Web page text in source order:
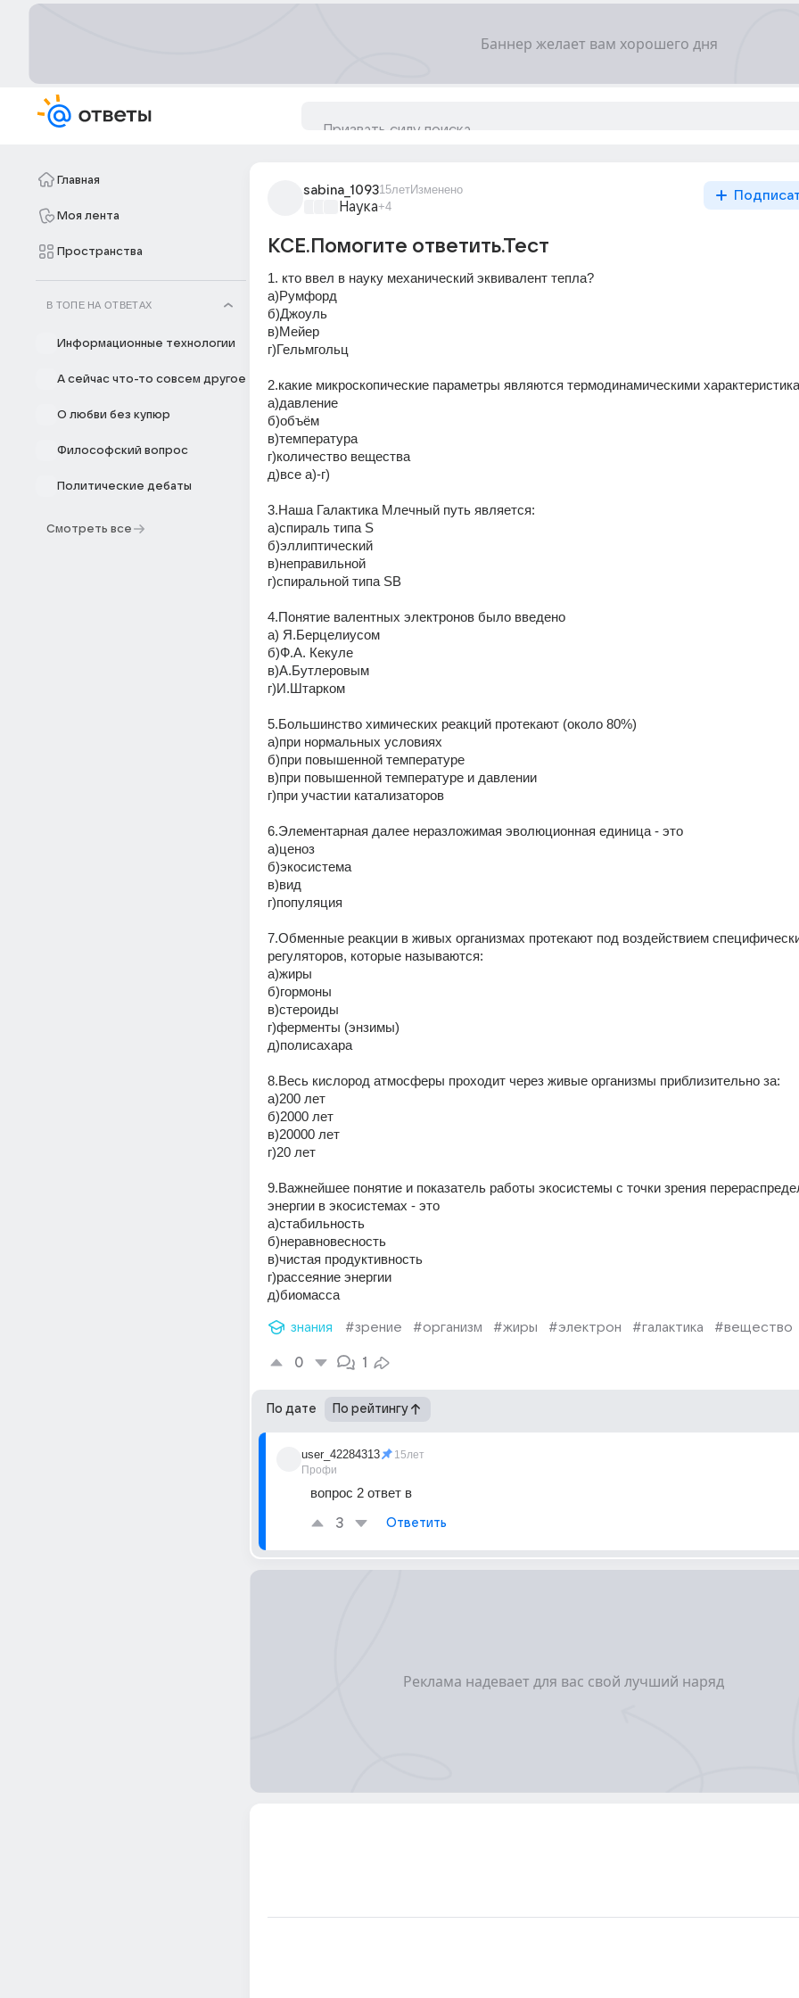
Главная
Моя лента
Пространства
В ТОПЕ НА ОТВЕТАХ
Информационные технологии
А сейчас что-то совсем другое
О любви без купюр
Философский вопрос
Политические дебаты
Смотреть все
sabina_109315летИзменено
Наука+4
КСЕ.Помогите ответить.Тест
1. кто ввел в науку механический эквивалент тепла?
а)Румфорд
б)Джоуль
в)Мейер
г)Гельмгольц
2.какие микроскопические параметры являются термодинамическими
а)давление
б)объём
в)температура
г)количество вещества
д)все а)-г)
3.Наша Галактика Млечный путь является:
а)спираль типа S
б)эллиптический
в)неправильной
г)спиральной типа SB
4.Понятие валентных электронов было введено
а) Я.Берцелиусом
б)Ф.А. Кекуле
в)А.Бутлеровым
г)И.Штарком
5.Большинство химических реакций протекают (около 80%)
а)при нормальных условиях
б)при повышенной температуре
в)при повышенной температуре и давлении
г)при участии катализаторов
6.Элементарная далее неразложимая эволюционная единица - это
а)ценоз
б)экосистема
в)вид
г)популяция
7.Обменные реакции в живых организмах протекают под воздействием
регуляторов, которые называются:
а)жиры
б)гормоны
в)стероиды
г)ферменты (энзимы)
д)полисахара
8.Весь кислород атмосферы проходит через живые организмы приблизительно за:
а)200 лет
б)2000 лет
в)20000 лет
г)20 лет
9.Важнейшее понятие и показатель работы экосистемы с точки зрения
энергии в экосистемах - это
а)стабильность
б)неравновесность
в)чистая продуктивность
г)рассеяние энергии
д)биомасса
знания #зрение #организм #жиры #электрон #галактика #вещество
0 1
По дате По рейтингу
user_42284313
Профи
15лет
вопрос 2 ответ в
3 Ответить